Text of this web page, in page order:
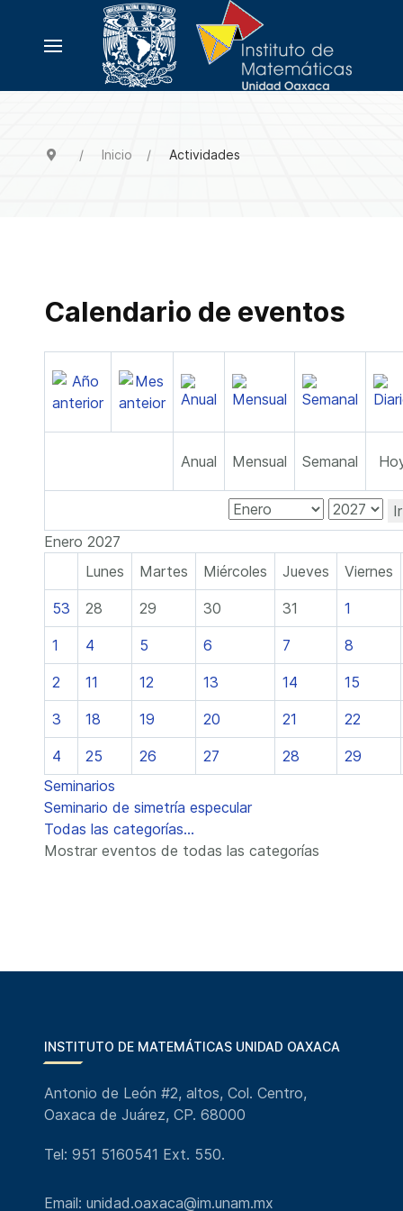
Inicio Actividades
Calendario de eventos
Anual Mensual Semanal
Enero 2027
Lunes
Martes Miércoles Jueves Viernes
53 28 29 30 31 1
1 4 5 6 7 8
2 11 12 13 14 15
3 18 19 20 21 22
4 25 26 27 28
29
Seminarios
Seminario de simetría especular
Todas las categorías...
Mostrar eventos de todas las categorías
INSTITUTO DE MATEMÁTICAS UNIDAD OAXACA
Antonio de León #2, altos, Col. Centro,
Oaxaca de Juárez, CP. 68000
Tel: 951 5160541 Ext. 550.
Email: unidad.oaxaca@im.unam.mx